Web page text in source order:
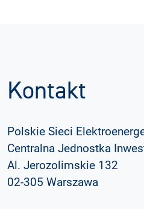
Kontakt
Polskie Sieci
Centralna Jednostka
Al. Jerozolimskie 132
02-305 Warszawa